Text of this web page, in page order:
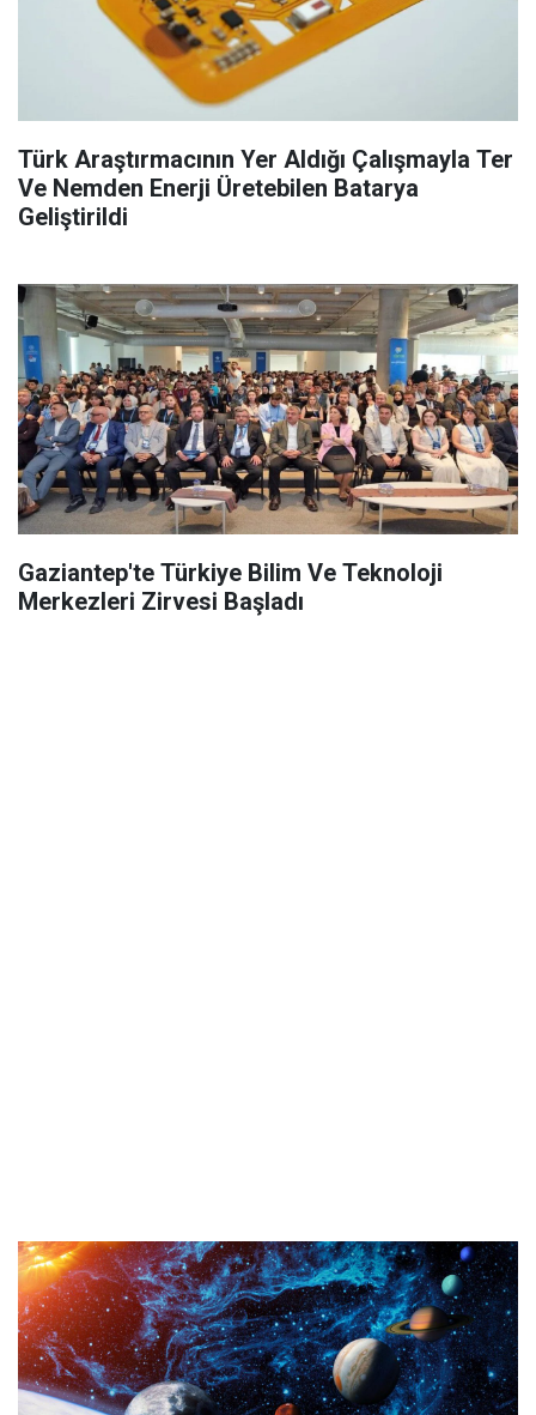
Türk Araştırmacının Yer Aldığı Çalışmayla Ter
Ve Nemden Enerji Üretebilen Batarya
Geliştirildi
Gaziantep'te Türkiye Bilim Ve Teknoloji
Merkezleri Zirvesi Başladı